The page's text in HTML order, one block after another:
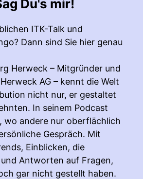
Du's mir!
ITK-Talk und
Dann sind Sie hier genau
Herweck – Mitgründer und
AG – kennt die Welt
nicht nur, er gestaltet
In seinem Podcast
wo andere nur oberflächlich
Gespräch. Mit
Einblicken, die
Antworten auf Fragen,
gar nicht gestellt haben.